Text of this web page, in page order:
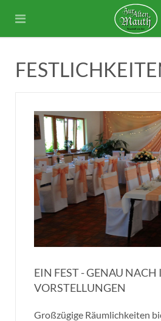
EIN FEST - GENAU NACH
VORSTELLUNGEN
Großzügige Räumlichkeiten